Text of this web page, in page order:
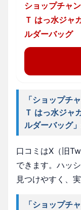
ショップチャ
Ｔ はっ水ジャ
ルダーバッグ
「ショップチ
Ｔ はっ水ジャ
ルダーバッグ
口コミはX（旧
できます。ハッ
見つけやすく、
「ショップチ